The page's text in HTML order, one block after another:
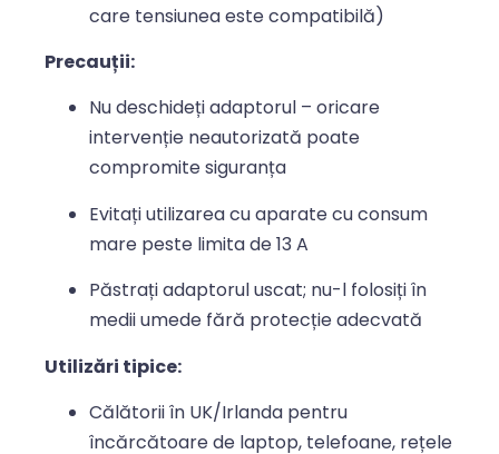
care tensiunea este compatibilă)
Precauții:
Nu deschideți adaptorul – oricare
intervenție neautorizată poate
compromite siguranța
Evitați utilizarea cu aparate cu consum
mare peste limita de 13 A
Păstrați adaptorul uscat; nu-l folosiți în
medii umede fără protecție adecvată
Utilizări tipice:
Călătorii în UK/Irlanda pentru
încărcătoare de laptop, telefoane, rețele